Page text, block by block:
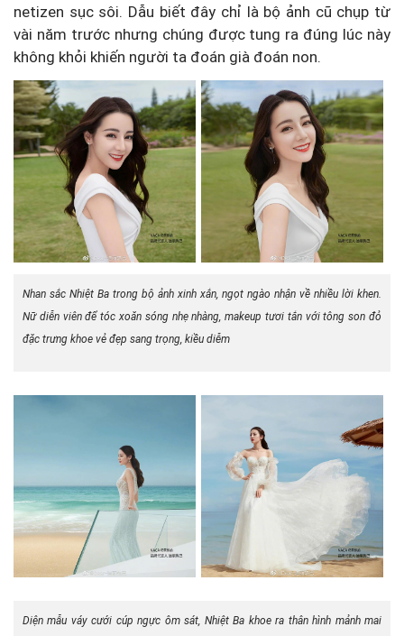
netizen sục sôi. Dẫu biết đây chỉ là bộ ảnh cũ chụp từ
vài năm trước nhưng chúng được tung ra đúng lúc này
không khỏi khiến người ta đoán già đoán non.
Nhan sắc Nhiệt Ba trong bộ ảnh xinh xắn, ngọt ngào nhận về nhiều lời khen.
Nữ diễn viên để tóc xoăn sóng nhẹ nhàng, makeup tươi tắn với tông son đỏ
đặc trưng khoe vẻ đẹp sang trọng, kiều diễm
Diện mẫu váy cưới cúp ngực ôm sát, Nhiệt Ba khoe ra thân hình mảnh mai